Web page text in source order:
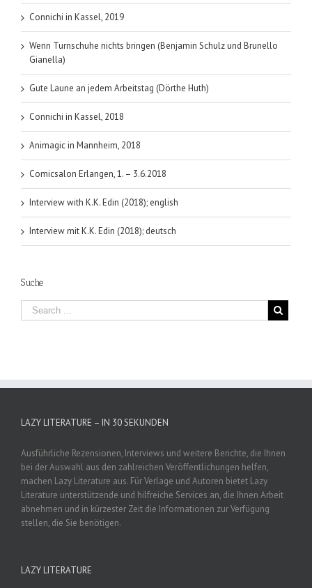
Connichi in Kassel, 2019
Wenn Turnschuhe nichts bringen (Benjamin Schulz und Brunello
Gianella)
Gute Laune an jedem Arbeitstag (Dörthe Huth)
Connichi in Kassel, 2018
Animagic in Mannheim, 2018
Comicsalon Erlangen, 1. – 3.6.2018
Interview with K.K. Edin (2018); english
Interview mit K.K. Edin (2018); deutsch
Suche
LAZY LITERATURE – IN 30 SEKUNDEN
Ausführliche Rezensionen, Interviews und weitere Berichte, die Ihnen
bei der Auswahl aus den zahlreichen Veröffentlichungen helfen,
machen Lazy Literature aus. Für Verlage und Autoren bietet Lazy
Literature unterstützende und hilfreiche Services an, die Ihnen Arbeit
abnehmen und in kürzester Zeit die Informationen zur Verfügung
stellen, die Sie benötigen.
LAZY LITERATURE